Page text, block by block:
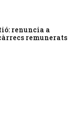
renuncia a
remunerats